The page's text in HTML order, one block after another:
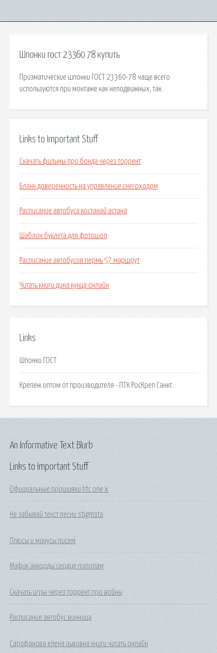
Шпонки гост 23360 78 купить
Призматические шпонки ГОСТ 23360-78 чаще всего
используются при монтаже как неподвижных, так.
Links to Important Stuff
Скачать фильмы про бонда через торрент
Бланк доверенность на управление снегоходом
Расписание автобуса костанай астана
Шаблон буклета для фотошоп
Расписание автобусов пермь 57 маршрут
Читать книги дина кунца онлайн
Links
Шпонки ГОСТ
Крепеж оптом от производителя - ПТК РосКреп Санкт.
Links to Important Stuff
Официальные прошивки htc one x
Не забывай текст песни stigmata
Плюсы и минусы писем
Мафик аккорды сердце пополам
Скачать игры через торрент про войны
Расписание автобус винница
Сарафанова елена львовна книги читать онлайн
An Informative Text Blurb